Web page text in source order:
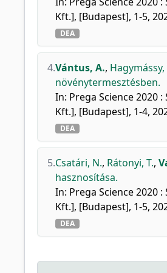
Kft.], [Budapest], 1-5,
DEA
4.Vántus, A., Hagymássy,
növénytermesztésben.
In: Prega Science
Kft.], [Budapest], 1-4,
DEA
5.Csatári, N., Rátonyi, T.,
hasznosítása.
In: Prega Science
Kft.], [Budapest], 1-5,
DEA